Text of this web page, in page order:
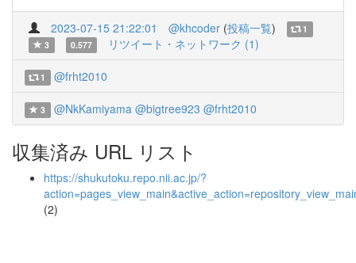
2023-07-15 21:22:01 @khcoder (投稿一覧)
1
3
0.577 リツイート・ネットワーク (1)
1 @frht2010
3 @NkKamiyama @bigtree923 @frht2010
収集済み URL リスト
https://shukutoku.repo.nii.ac.jp/?
(2)